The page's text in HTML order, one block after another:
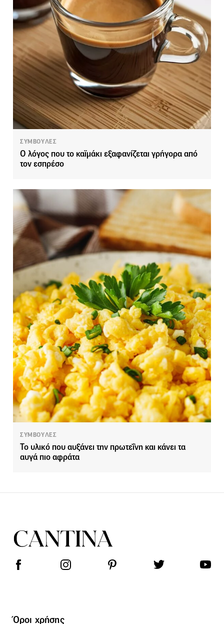
ΣΥΜΒΟΥΛΕΣ
Ο λόγος που το καϊμάκι εξαφανίζεται γρήγορα από
τον εσπρέσο
ΣΥΜΒΟΥΛΕΣ
Το υλικό που αυξάνει την πρωτεΐνη και κάνει τα
αυγά πιο αφράτα
Όροι χρήσης